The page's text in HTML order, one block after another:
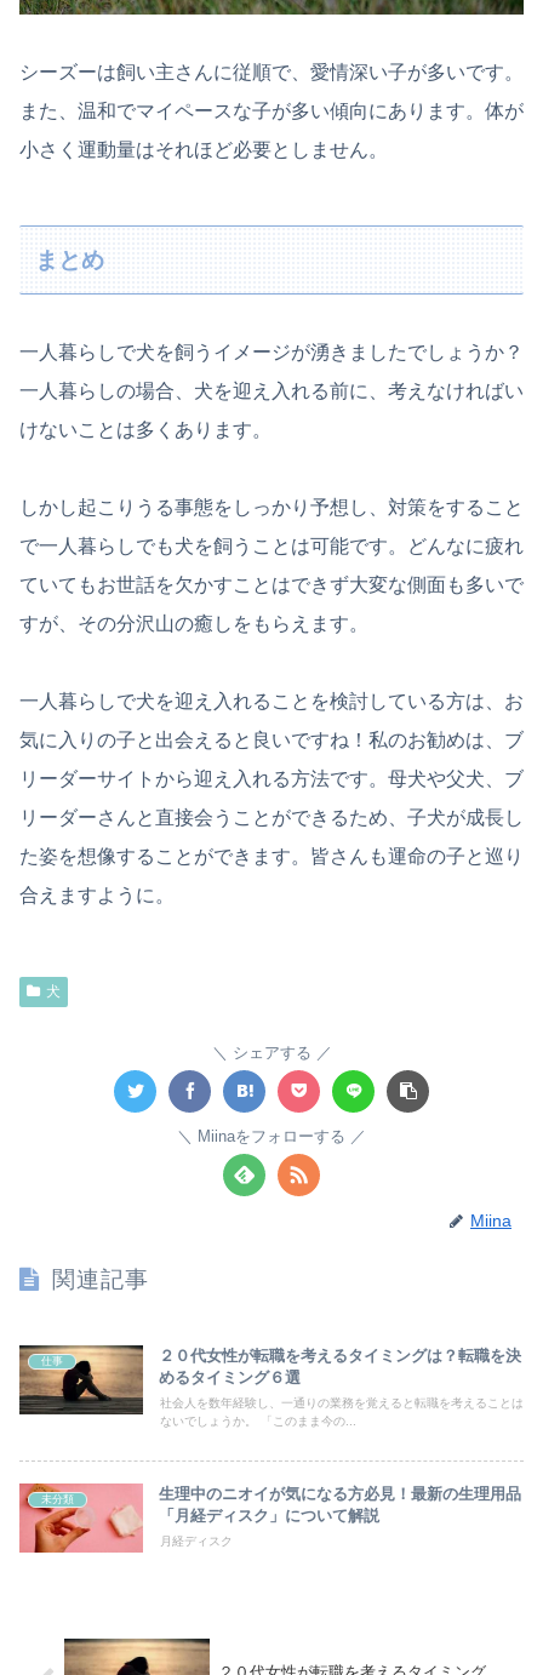
シーズーは飼い主さんに従順で、愛情深い子が多いです。
また、温和でマイペースな子が多い傾向にあります。体が
小さく運動量はそれほど必要としません。
まとめ
一人暮らしで犬を飼うイメージが湧きましたでしょうか？
一人暮らしの場合、犬を迎え入れる前に、考えなければい
けないことは多くあります。
しかし起こりうる事態をしっかり予想し、対策をすること
で一人暮らしでも犬を飼うことは可能です。どんなに疲れ
ていてもお世話を欠かすことはできず大変な側面も多いで
すが、その分沢山の癒しをもらえます。
一人暮らしで犬を迎え入れることを検討している方は、お
気に入りの子と出会えると良いですね！私のお勧めは、ブ
リーダーサイトから迎え入れる方法です。母犬や父犬、ブ
リーダーさんと直接会うことができるため、子犬が成長し
た姿を想像することができます。皆さんも運命の子と巡り
合えますように。
犬
シェアする
Miinaをフォローする
Miina
関連記事
仕事
２０代女性が転職を考えるタイミングは？転職を決
めるタイミング６選
社会人を数年経験し、一通りの業務を覚えると転職を考えることは
ないでしょうか。 「このまま今の...
未分類
生理中のニオイが気になる方必見！最新の生理用品
「月経ディスク」について解説
月経ディスク